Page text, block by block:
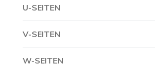
U-SEITEN
V-SEITEN
W-SEITEN